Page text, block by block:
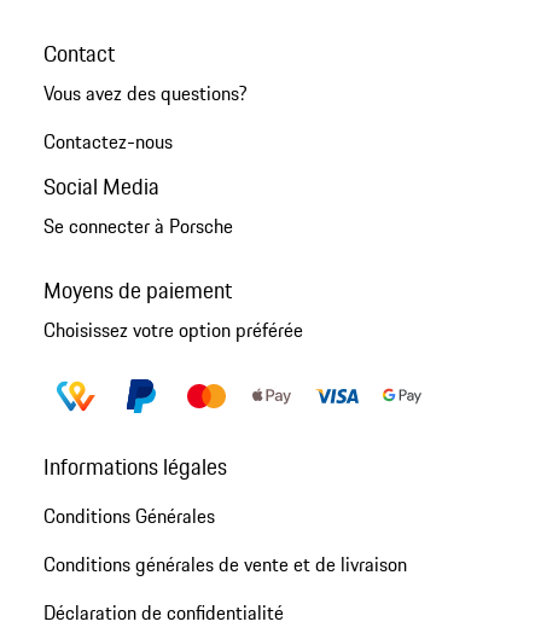
Contact
Vous avez des questions?
Contactez-nous
Social Media
Se connecter à Porsche
Moyens de paiement
Choisissez votre option préférée
Informations légales
Conditions Générales
Conditions générales de vente et de livraison
Déclaration de confidentialité